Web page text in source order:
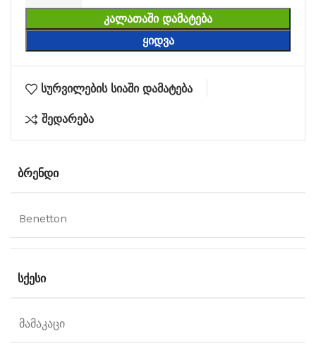
ᲙᲐᲚᲐᲗᲐᲨᲘ ᲓᲐᲛᲐᲢᲔᲑᲐ
ᲧᲘᲓᲕᲐ
სურვილების სიაში დამატება
შედარება
ᲑᲠᲔᲜᲓᲘ
Benetton
ᲡᲥᲔᲡᲘ
მამაკაცი